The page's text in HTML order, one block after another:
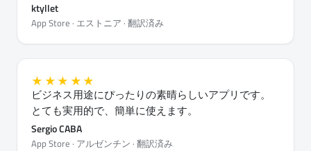
ktyllet
App Store · エストニア · 翻訳済み
★★★★★
ビジネス用途にぴったりの素晴らしいアプリです。
とても実用的で、簡単に使えます。
Sergio CABA
App Store · アルゼンチン · 翻訳済み